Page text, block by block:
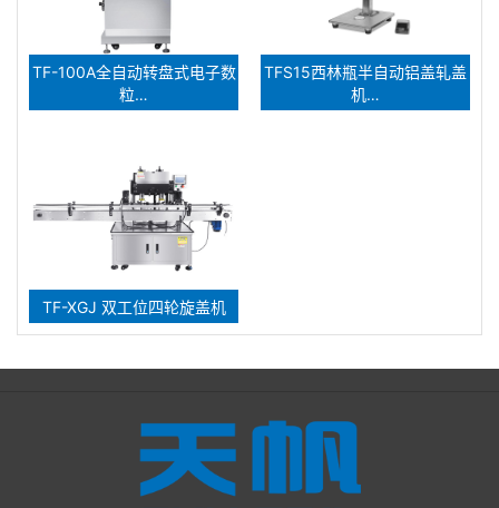
TF-100A全自动转盘式电子数
粒…
TFS15西林瓶半自动铝盖轧盖
机…
TF-XGJ 双工位四轮旋盖机